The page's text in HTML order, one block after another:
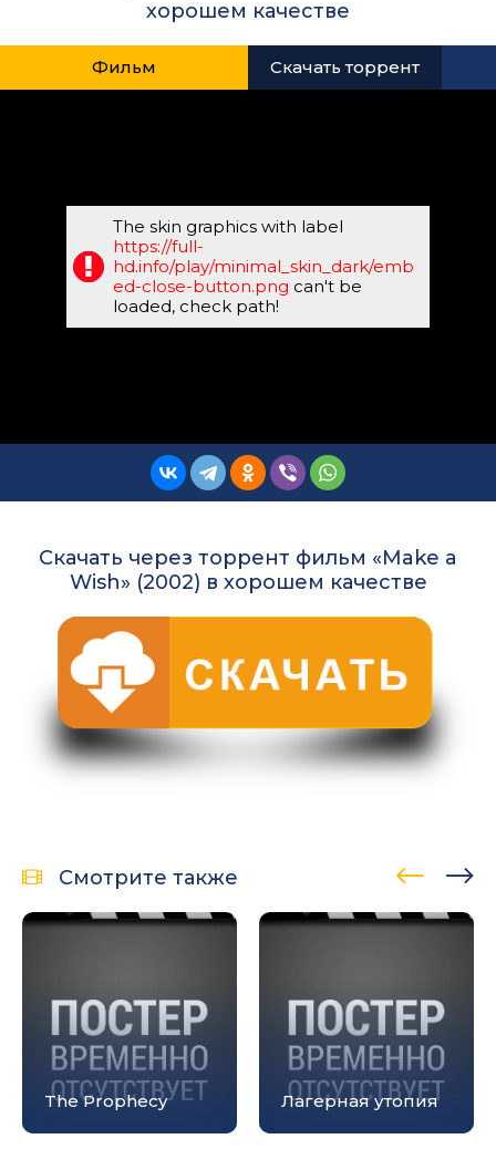
хорошем качестве
Фильм Скачать торрент
The skin graphics with label
https://full-
hd.info/play/minimal_skin_dark/emb
ed-close-button.png can't be
loaded, check path!
Скачать через торрент фильм «Make a
Wish» (2002) в хорошем качестве
Смотрите также
The Prophecy Лагерная утопия